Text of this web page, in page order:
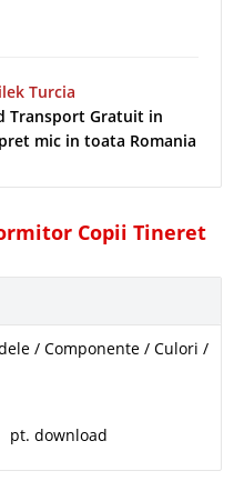
Turcia
Transport Gratuit in
mic in toata Romania
Copii Tineret
/ Componente / Culori /
pt. download